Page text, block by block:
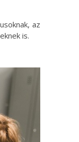
az
is.